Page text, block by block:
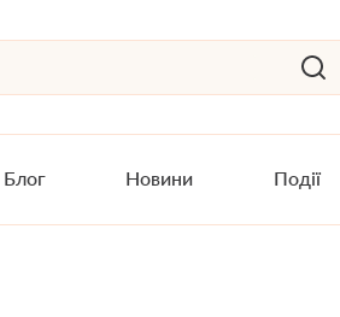
Блог Новини Події